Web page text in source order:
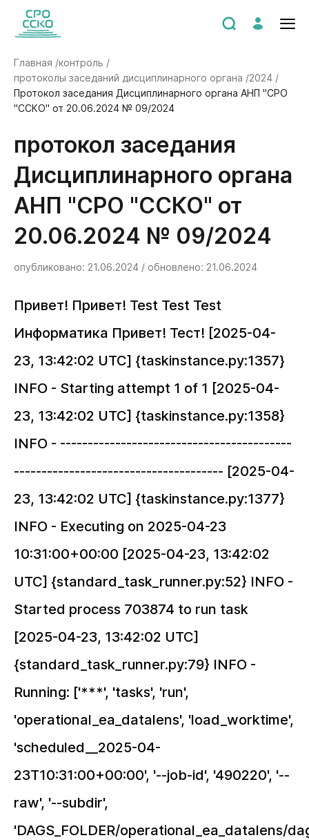
Главная /контроль /
протоколы заседаний дисциплинарного органа /2024 /
Протокол заседания Дисциплинарного органа АНП "СРО
"ССКО" от 20.06.2024 № 09/2024
Протокол заседания
Дисциплинарного органа
АНП "СРО "ССКО" от
20.06.2024 № 09/2024
опубликовано: 21.06.2024 / обновлено: 21.06.2024
Привет! Привет! Test Test Test
Информатика Привет! Тест! [2025-04-
23, 13:42:02 UTC] {taskinstance.py:1357}
INFO - Starting attempt 1 of 1 [2025-04-
23, 13:42:02 UTC] {taskinstance.py:1358}
INFO - ------------------------------------------
-------------------------------------- [2025-04-
23, 13:42:02 UTC] {taskinstance.py:1377}
INFO - Executing on 2025-04-23
10:31:00+00:00 [2025-04-23, 13:42:02
UTC] {standard_task_runner.py:52} INFO -
Started process 703874 to run task
[2025-04-23, 13:42:02 UTC]
{standard_task_runner.py:79} INFO -
Running: ['***', 'tasks', 'run',
'operational_ea_datalens', 'load_worktime',
'scheduled__2025-04-
23T10:31:00+00:00', '--job-id', '490220', '--
raw', '--subdir',
'DAGS_FOLDER/operational_ea_datalens/